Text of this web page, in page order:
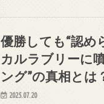
優勝しても“認め
カルラブリーに
ング”の真相とは
2025.07.20